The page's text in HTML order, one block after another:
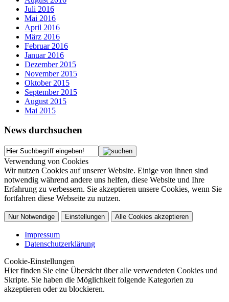
Juli 2016
Mai 2016
April 2016
März 2016
Februar 2016
Januar 2016
Dezember 2015
November 2015
Oktober 2015
September 2015
August 2015
Mai 2015
News durchsuchen
Verwendung von Cookies
Wir nutzen Cookies auf unserer Website. Einige von ihnen sind
notwendig während andere uns helfen, diese Website und Ihre
Erfahrung zu verbessern. Sie akzeptieren unsere Cookies, wenn Sie
fortfahren diese Webseite zu nutzen.
Nur Notwendige Einstellungen Alle Cookies akzeptieren
Impressum
Datenschutzerklärung
Cookie-Einstellungen
Hier finden Sie eine Übersicht über alle verwendeten Cookies und
Skripte. Sie haben die Möglichkeit folgende Kategorien zu
akzeptieren oder zu blockieren.